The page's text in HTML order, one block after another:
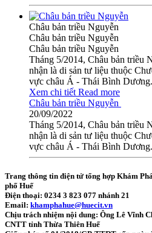
Châu bản triều Nguyễn
Châu bản triều Nguyễn
Châu bản triều Nguyễn
Tháng 5/2014, Châu bản triều
nhận là di sản tư liệu thuộc
vực châu Á - Thái Bình Dương.
Xem chi tiết Read more
Châu bản triều Nguyễn
20/09/2022
Tháng 5/2014, Châu bản triều
nhận là di sản tư liệu thuộc
vực châu Á - Thái Bình Dương.
Trang thông tin điện tử tổng hợp Khám
phố Huế
Điện thoại: 0234 3 823 077 nhánh 21
Email: khamphahue@huecit.vn
Chịu trách nhiệm nội dung: Ông Lê Vĩnh
CNTT tỉnh Thừa Thiên Huế